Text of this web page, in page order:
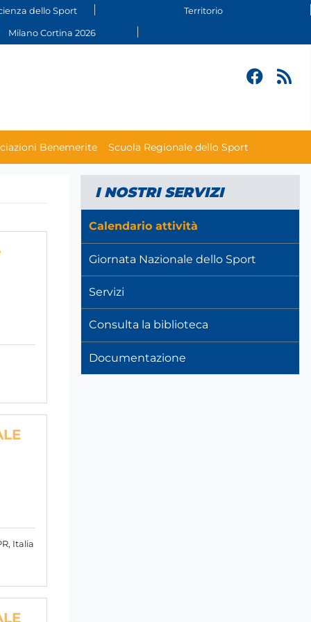
dello Sport Territorio
Milano Cortina 2026
Benemerite Scuola Regionale dello Sport
Italia
I NOSTRI SERVIZI
Calendario attività
Giornata Nazionale dello Sport
Servizi
Consulta la biblioteca
Documentazione